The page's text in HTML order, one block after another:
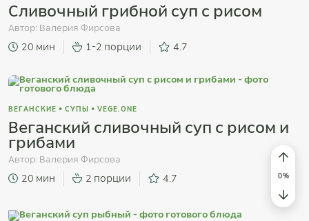
Сливочный грибной суп с рисом
Автор: Валерия Фирсова
20 мин 1-2 порции 4.7
ВЕГАНСКИЕ • СУПЫ • VEGE.ONE
Веганский сливочный суп с рисом и
грибами
Автор: Валерия Фирсова
20 мин 2 порции 4.7